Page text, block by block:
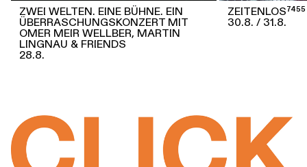
ZWEI WELTEN. EINE BÜHNE. EIN
ÜBERRASCHUNGSKONZERT MIT
OMER MEIR WELLBER, MARTIN
LINGNAU & FRIENDS
28.8.
ZEITENLOS⁷⁴⁵⁵
30.8.
31.8.